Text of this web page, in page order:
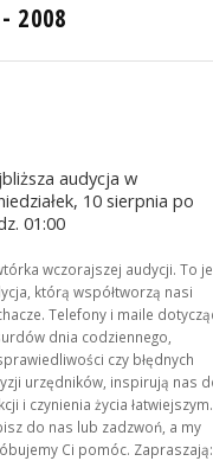
2008
audycja w
10 sierpnia po
01:00
wczorajszej audycji. To
którą współtworzą nasi
Telefony i maile
dnia codziennego,
czy błędnych
urzędników, inspirują nas
i czynienia życia łatwiejszym.
do nas lub zadzwoń, a my
Ci pomóc. Zapraszają: